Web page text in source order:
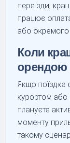
переїзди,
працює
або окремого
Коли
орендою
Якщо
курортом або
плануєте
моменту
такому